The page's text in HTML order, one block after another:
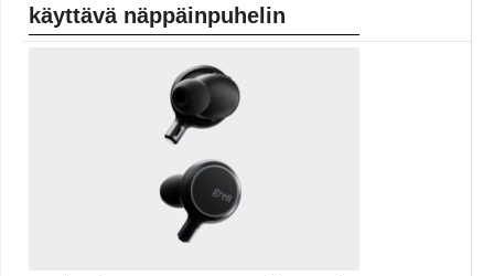
käyttävä näppäinpuhelin
käyttöjärjestelmää käyttävä näppäinpuhelin.